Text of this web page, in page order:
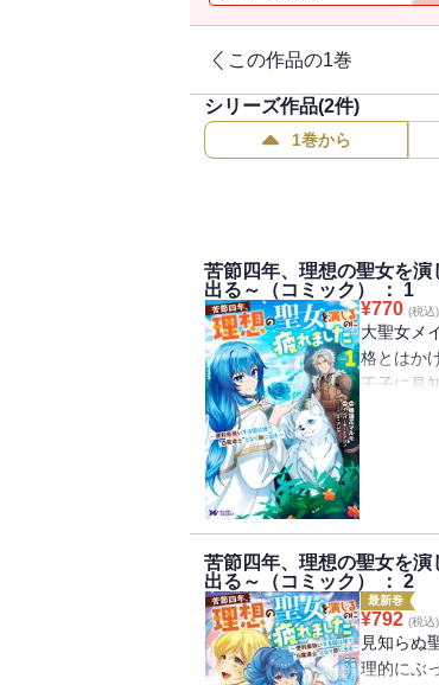
この作品の1巻
シリーズ作品(2件)
1巻から
苦節四年、理想の聖女を
出る～（コミック） ： 1
¥770 (税込)
大聖女メ
格とはか
王子に見
女の我慢
望のコミ
苦節四年、理想の聖女を
出る～（コミック） ： 2
最新巻
¥792 (税込)
見知らぬ
理的にぶ